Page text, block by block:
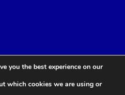
you the best experience on our
which cookies we are using or